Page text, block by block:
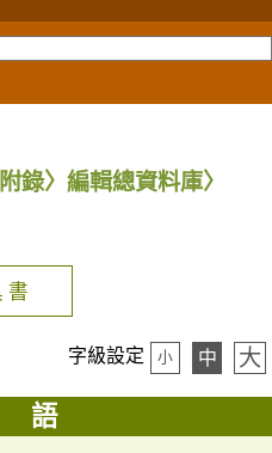
錄〉編輯總資料庫〉
書
字級設定 小 中 大
語